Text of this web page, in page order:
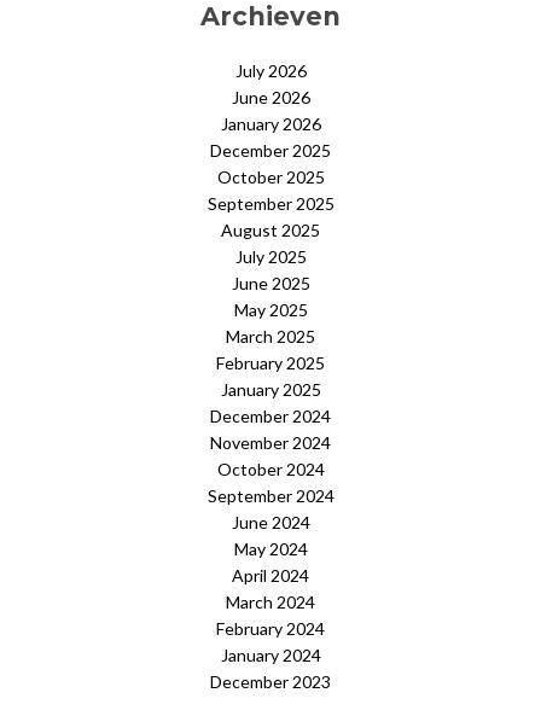
Archieven
July 2026
June 2026
January 2026
December 2025
October 2025
September 2025
August 2025
July 2025
June 2025
May 2025
March 2025
February 2025
January 2025
December 2024
November 2024
October 2024
September 2024
June 2024
May 2024
April 2024
March 2024
February 2024
January 2024
December 2023